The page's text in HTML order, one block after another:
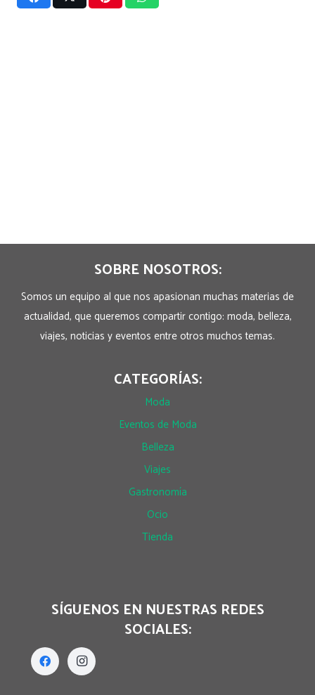
SOBRE NOSOTROS:
Somos un equipo al que nos apasionan muchas materias de
actualidad, que queremos compartir contigo: moda, belleza,
viajes, noticias y eventos entre otros muchos temas.
CATEGORÍAS:
Moda
Eventos de Moda
Belleza
Viajes
Gastronomía
Ocio
Tienda
SÍGUENOS EN NUESTRAS REDES
SOCIALES: